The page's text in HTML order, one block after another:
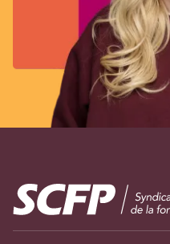
Image